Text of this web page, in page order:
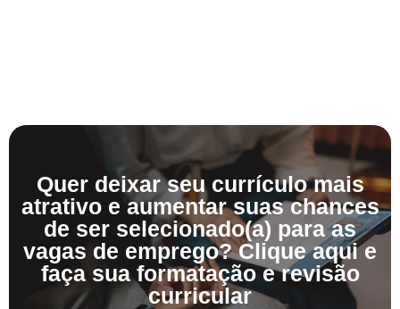
Quer deixar seu currículo mais
atrativo e aumentar suas chances
de ser selecionado(a) para as
vagas de emprego? Clique aqui e
faça sua formatação e revisão
curricular